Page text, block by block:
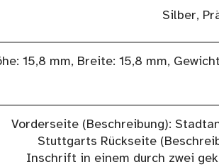
Silber,
15,8 mm, Breite: 15,8 mm,
Vorderseite (Beschreibung):
Stuttgarts Rückseite
Inschrift in einem durch zwei